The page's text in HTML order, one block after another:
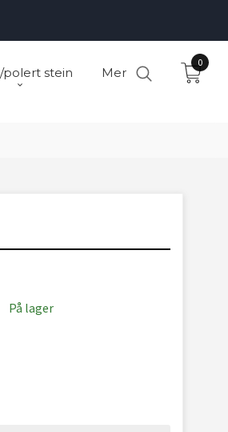
polert stein Mer
0
På lager